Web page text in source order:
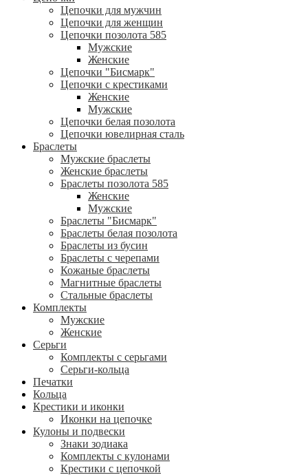
Цепочки для мужчин
Цепочки для женщин
Цепочки позолота 585
Мужские
Женские
Цепочки "Бисмарк"
Цепочки с крестиками
Женские
Мужские
Цепочки белая позолота
Цепочки ювелирная сталь
Браслеты
Мужские браслеты
Женские браслеты
Браслеты позолота 585
Женские
Мужские
Браслеты "Бисмарк"
Браслеты белая позолота
Браслеты из бусин
Браслеты с черепами
Кожаные браслеты
Магнитные браслеты
Стальные браслеты
Комплекты
Мужские
Женские
Серьги
Комплекты с серьгами
Серьги-кольца
Печатки
Кольца
Крестики и иконки
Иконки на цепочке
Кулоны и подвески
Знаки зодиака
Комплекты с кулонами
Крестики с цепочкой